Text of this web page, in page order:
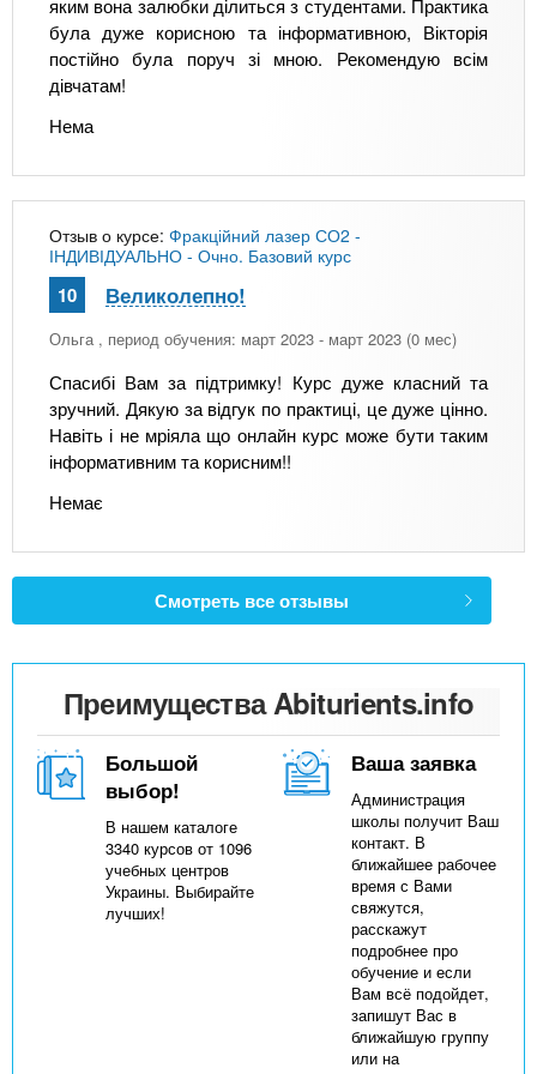
була дуже корисною та інформативною, Вікторія
постійно була поруч зі мною. Рекомендую всім
дівчатам!
Нема
Отзыв о курсе: Фракційний лазер СО2 -
ІНДИВІДУАЛЬНО - Очно. Базовий курс
Ольга , период обучения: март 2023 - март 2023 (0 мес)
Спасибі Вам за підтримку! Курс дуже класний та
зручний. Дякую за відгук по практиці, це дуже цінно.
Навіть і не мріяла що онлайн курс може бути таким
інформативним та корисним!!
Немає
10 Великолепно!
Смотреть все отзывы
Преимущества Abiturients.info
Большой
выбор!
В нашем каталоге
3340 курсов от 1096
учебных центров
Украины. Выбирайте
лучших!
Ваша заявка
Администрация
школы получит Ваш
контакт. В
ближайшее рабочее
время с Вами
свяжутся,
расскажут
подробнее про
обучение и если
Вам всё подойдет,
запишут Вас в
ближайшую группу
или на